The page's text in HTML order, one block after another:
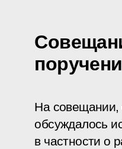
На совещании,
обсуждалось
в частности о